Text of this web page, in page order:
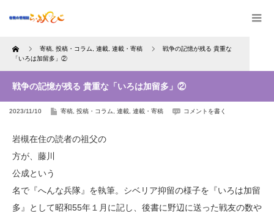
Home 寄稿 投稿・コラム 連載 連載・寄稿
戦争の記憶が残る 貴重な
「いろは加留多」②
戦争の記憶が残る 貴重な「いろは加留多」②
2023/11/10 寄稿 投稿・コラム 連載 連載・寄稿 コメントを書く
岩槻在住の読者の祖父の
方が、藤川
公成という
名で『へんな兵隊』を執筆。シベリア抑留の様子を『いろは加留
多』として昭和55年１月に記し、後書に野辺に送った戦友の数や